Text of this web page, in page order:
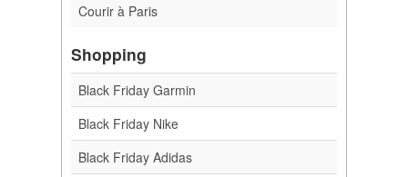
Courir à Paris
Shopping
Black Friday Garmin
Black Friday Nike
Black Friday Adidas